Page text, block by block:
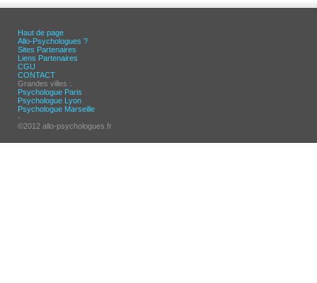
Haut de page
Allo-Psychologues ?
Sites Partenaires
Liens Partenaires
CGU
CONTACT
Grandes villes :
Psychologue Paris
Psychologue Lyon
Psychologue Marseille
-
©2012 allo-psychologues.fr